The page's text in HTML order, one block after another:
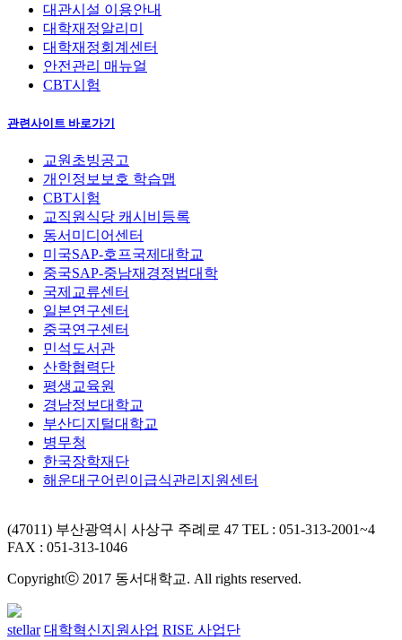
대관시설 이용안내
대학재정알리미
대학재정회계센터
안전관리 매뉴얼
CBT시험
관련사이트 바로가기
교원초빙공고
개인정보보호 학습맵
CBT시험
교직원식당 캐시비등록
동서미디어센터
미국SAP-호프국제대학교
중국SAP-중남재경정법대학
국제교류센터
일본연구센터
중국연구센터
민석도서관
산학협력단
평생교육원
경남정보대학교
부산디지털대학교
병무청
한국장학재단
해운대구어린이급식관리지원센터
(47011) 부산광역시 사상구 주례로 47 TEL : 051-313-2001~4
FAX : 051-313-1046
Copyrightⓒ 2017 동서대학교. All rights reserved.
stellar 대학혁신지원사업 RISE 사업단